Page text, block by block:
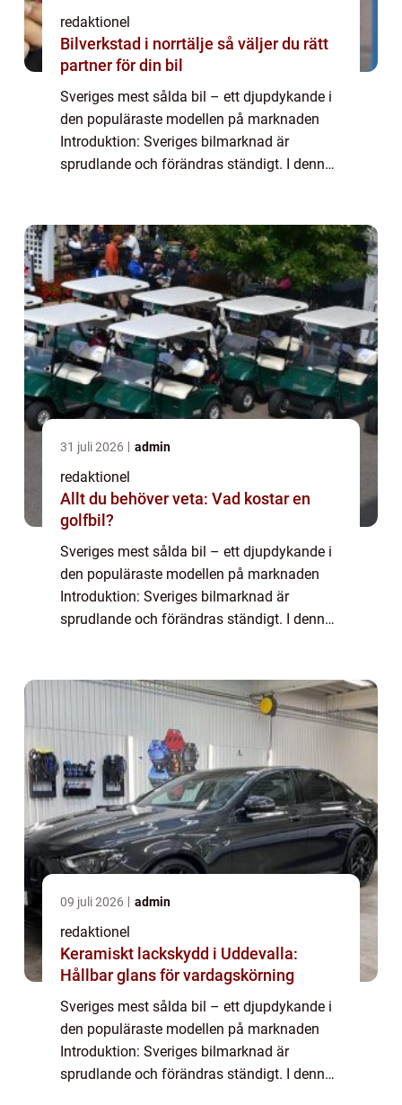
redaktionel
Bilverkstad i norrtälje så väljer du rätt
partner för din bil
Sveriges mest sålda bil – ett djupdykande i
den populäraste modellen på marknaden
Introduktion: Sveriges bilmarknad är
sprudlande och förändras ständigt. I denna
31 juli 2026 admin
redaktionel
Allt du behöver veta: Vad kostar en
golfbil?
Sveriges mest sålda bil – ett djupdykande i
den populäraste modellen på marknaden
Introduktion: Sveriges bilmarknad är
sprudlande och förändras ständigt. I denna
09 juli 2026 admin
redaktionel
Keramiskt lackskydd i Uddevalla:
Hållbar glans för vardagskörning
Sveriges mest sålda bil – ett djupdykande i
den populäraste modellen på marknaden
Introduktion: Sveriges bilmarknad är
sprudlande och förändras ständigt. I denna